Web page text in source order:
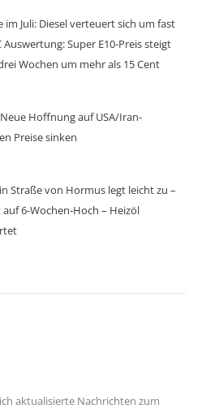
Juli: Diesel verteuert sich um fast
Auswertung: Super E10-Preis steigt
Wochen um mehr als 15 Cent
Hoffnung auf USA/Iran-
Preise sinken
Straße von Hormus legt leicht zu –
auf 6-Wochen-Hoch – Heizöl
aktualisierte Nachrichten zum